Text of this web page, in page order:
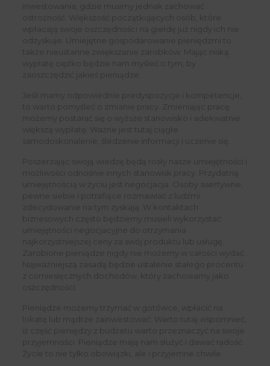
inwestowania, gdzie musimy jednak zachować
ostrożność. Większość początkujących osób, które
wpłacają swoje oszczędności na giełdę już nigdy ich nie
odzyskuje. Umiejętne gospodarowanie pieniędzmi to
także nieustanne zwiększanie zarobków. Mając niską
wypłatę ciężko będzie nam myśleć o tym, by
zaoszczędzić jakieś pieniądze.
Jeśli mamy odpowiednie predyspozycje i kompetencje,
to warto pomyśleć o zmianie pracy. Zmieniając pracę
możemy postarać się o wyższe stanowisko i adekwatnie
większą wypłatę. Ważne jest tutaj ciągłe
samodoskonalenie, śledzenie informacji i uczenie się.
Poszerzając swoją wiedzę będą rosły nasze umiejętności i
możliwości odnośnie innych stanowisk pracy. Przydatną
umiejętnością w życiu jest negocjacja. Osoby asertywne,
pewne siebie i potrafiące rozmawiać z ludźmi
zdecydowanie na tym zyskają. W kontaktach
biznesowych często będziemy musieli wykorzystać
umiejętności negocjacyjne do otrzymania
najkorzystniejszej ceny za swój produktu lub usługę.
Zarobione pieniądze nigdy nie możemy w całości wydać.
Najważniejszą zasadą będzie ustalenie stałego procentu
z comiesięcznych dochodów, który zachowamy jako
oszczędności.
Pieniądze możemy trzymać w gotówce, wpłacić na
lokatę lub mądrze zainwestować. Warto tutaj wspomnieć,
iż część pieniędzy z budżetu warto przeznaczyć na swoje
przyjemności. Pieniądze mają nam służyć i dawać radość.
Życie to nie tylko obowiązki, ale i przyjemne chwile.